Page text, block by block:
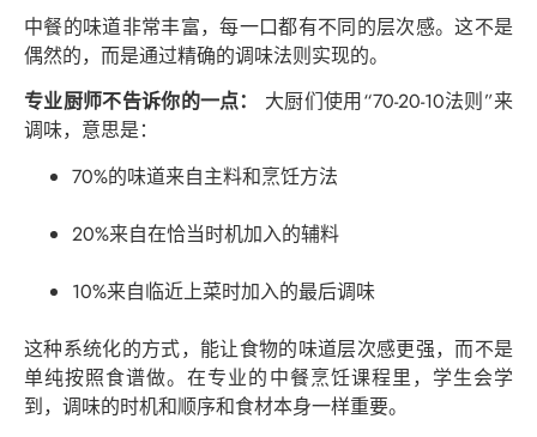
中餐的味道非常丰富，每一口都有不同的层次感。这不是
偶然的，而是通过精确的调味法则实现的。
专业厨师不告诉你的一点：
大厨们使用“70-20-10法则”来
调味，意思是：
70%的味道来自主料和烹饪方法
20%来自在恰当时机加入的辅料
10%来自临近上菜时加入的最后调味
这种系统化的方式，能让食物的味道层次感更强，而不是
单纯按照食谱做。在专业的中餐烹饪课程里，学生会学
到，调味的时机和顺序和食材本身一样重要。